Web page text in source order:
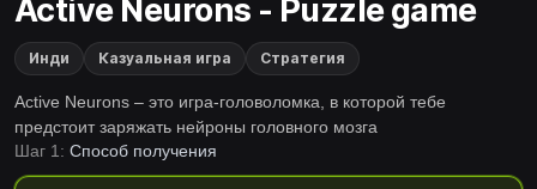
Active Neurons - Puzzle game
Инди Казуальная игра Стратегия
Active Neurons – это игра-головоломка, в которой тебе
предстоит заряжать нейроны головного мозга
Шаг 1: Способ получения